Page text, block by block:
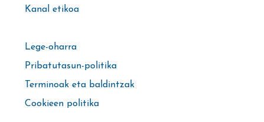
Kanal etikoa
Lege-oharra
Pribatutasun-politika
Terminoak eta baldintzak
Cookieen politika